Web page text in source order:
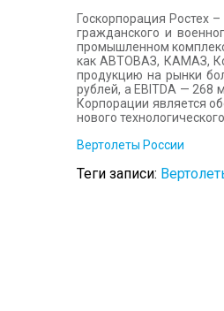
Госкорпорация Ростех
гражданского и
промышленном
как АВТОВАЗ, КАМАЗ,
продукцию на рынки
рублей, а EBITDA — 268
Корпорации является
нового
Вертолеты России
Теги записи: